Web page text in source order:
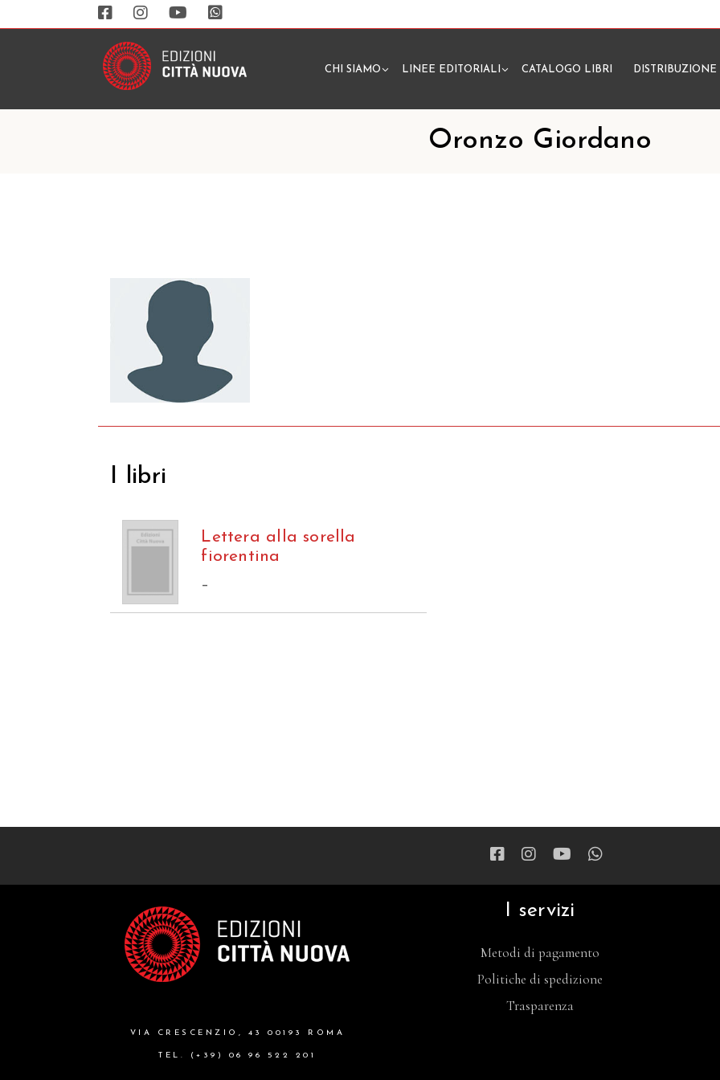
CHI SIAMO LINEE EDITORIALI CATALOGO LIBRI DISTRIBUZIONE
Oronzo Giordano
I libri
Lettera alla sorella
fiorentina
–
VIA CRESCENZIO, 43 00193 ROMA
TEL. (+39) 06 96 522 201
I servizi
Metodi di pagamento
Politiche di spedizione
Trasparenza